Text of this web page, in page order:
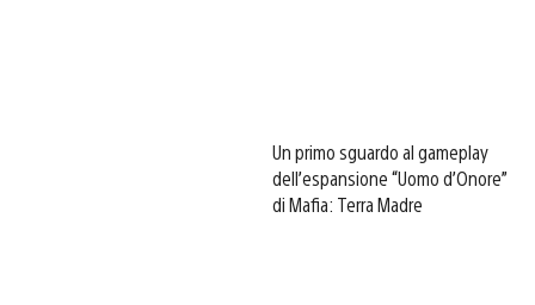
Un primo sguardo al gameplay
dell’espansione “Uomo d’Onore”
di Mafia: Terra Madre